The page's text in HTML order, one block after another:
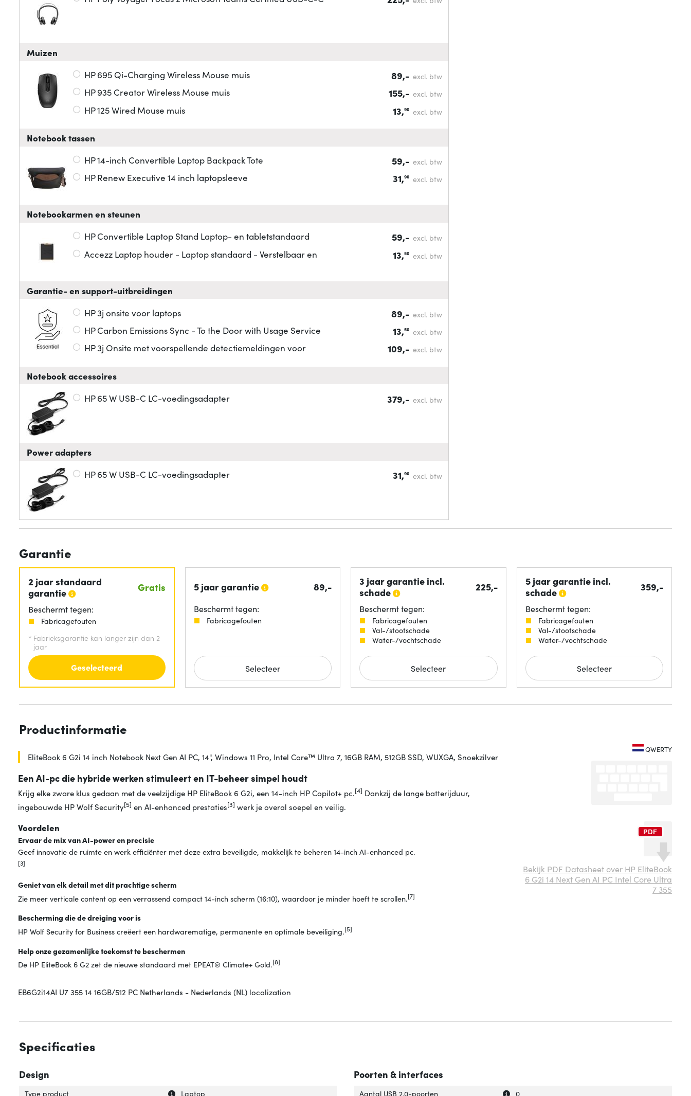
Muizen
HP 695 Qi-Charging Wireless Mouse muis 89,- excl. btw
HP 935 Creator Wireless Mouse muis 155,- excl. btw
HP 125 Wired Mouse muis 13,90 excl. btw
Notebook tassen
HP 14-inch Convertible Laptop Backpack Tote 59,- excl. btw
HP Renew Executive 14 inch laptopsleeve 31,90 excl. btw
Notebookarmen en steunen
HP Convertible Laptop Stand Laptop- en tabletstandaard 59,- excl. btw
Accezz Laptop houder - Laptop standaard - Verstelbaar en 13,50 excl. btw
Garantie- en support-uitbreidingen
HP 3j onsite voor laptops 89,- excl. btw
HP Carbon Emissions Sync - To the Door with Usage Service 13,50 excl. btw
HP 3j Onsite met voorspellende detectiemeldingen voor 109,- excl. btw
Notebook accessoires
HP 65 W USB-C LC-voedingsadapter 379,- excl. btw
Power adapters
HP 65 W USB-C LC-voedingsadapter 31,90 excl. btw
Garantie
2 jaar standaard
garantie
Gratis
Beschermt tegen:
Fabricagefouten
* Fabrieksgarantie kan langer zijn dan 2
jaar
Geselecteerd
5 jaar garantie 89,-
Beschermt tegen:
Fabricagefouten
Selecteer
3 jaar garantie incl.
schade
225,-
Beschermt tegen:
Fabricagefouten
Val-/stootschade
Water-/vochtschade
Selecteer
5 jaar garantie incl.
schade
359,-
Beschermt tegen:
Fabricagefouten
Val-/stootschade
Water-/vochtschade
Selecteer
Productinformatie
EliteBook 6 G2i 14 inch Notebook Next Gen AI PC, 14", Windows 11 Pro, Intel Core™ Ultra 7, 16GB RAM, 512GB SSD, WUXGA, Snoekzilver
Een AI-pc die hybride werken stimuleert en IT-beheer simpel houdt
Krijg elke zware klus gedaan met de veelzijdige HP EliteBook 6 G2i, een 14-inch HP Copilot+ pc.[4] Dankzij de lange batterijduur,
ingebouwde HP Wolf Security[5] en AI-enhanced prestaties[3] werk je overal soepel en veilig.
Voordelen
Ervaar de mix van AI-power en precisie
Geef innovatie de ruimte en werk efficiënter met deze extra beveiligde, makkelijk te beheren 14-inch AI-enhanced pc.
[3]
Geniet van elk detail met dit prachtige scherm
Zie meer verticale content op een verrassend compact 14-inch scherm (16:10), waardoor je minder hoeft te scrollen.[7]
Bescherming die de dreiging voor is
HP Wolf Security for Business creëert een hardwarematige, permanente en optimale beveiliging.[5]
Help onze gezamenlijke toekomst te beschermen
De HP EliteBook 6 G2 zet de nieuwe standaard met EPEAT® Climate+ Gold.[8]
EB6G2i14AI U7 355 14 16GB/512 PC Netherlands - Nederlands (NL) localization
QWERTY
Bekijk PDF Datasheet over HP EliteBook
6 G2i 14 Next Gen AI PC Intel Core Ultra
7 355
Specificaties
Design
Uitleg over 'Type product'
Verberg uitleg over 'Type product'
Type product Laptop
Poorten & interfaces
Uitleg over 'Aantal USB 2.0-poorten'
Verberg uitleg over 'Aantal USB 2.0-poorten'
Aantal USB 2.0-poorten 0